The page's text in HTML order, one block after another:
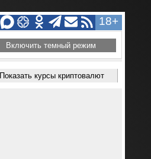
18+
Включить темный режим
Показать курсы криптовалют